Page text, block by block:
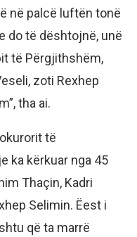
në palcë luftën tonë
do të dështojnë, unë
të Përgjithshëm,
zoti Rexhep
tha ai.
të
ka kërkuar nga 45
Thaçin, Kadri
Selimin. Ëest i
që ta marrë